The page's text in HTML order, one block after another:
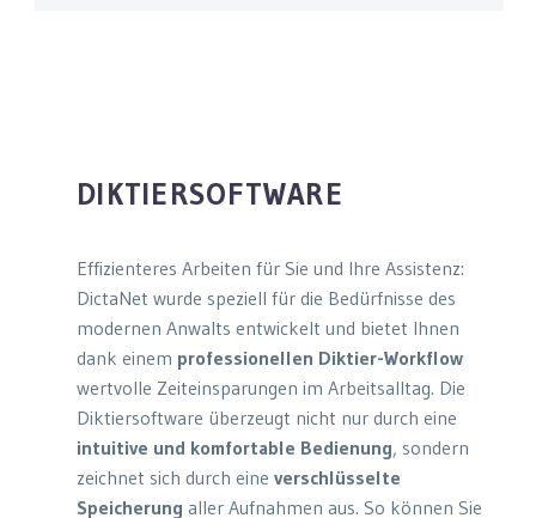
DIKTIERSOFTWARE
Effizienteres Arbeiten für Sie und Ihre Assistenz:
DictaNet wurde speziell für die Bedürfnisse des
modernen Anwalts entwickelt und bietet Ihnen
dank einem professionellen Diktier-Workflow
wertvolle Zeiteinsparungen im Arbeitsalltag. Die
Diktiersoftware überzeugt nicht nur durch eine
intuitive und komfortable Bedienung, sondern
zeichnet sich durch eine verschlüsselte
Speicherung aller Aufnahmen aus. So können Sie